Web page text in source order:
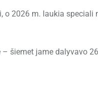
o 2026 m. laukia speciali
šiemet jame dalyvavo